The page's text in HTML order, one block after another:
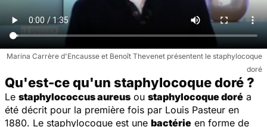
Marina Carrère d'Encausse et Benoît Thevenet présentent le staphylocoque
doré
Qu'est-ce qu'un staphylocoque doré ?
Le staphylococcus aureus ou staphylocoque doré a
été décrit pour la première fois par Louis Pasteur en
1880. Le staphylocoque est une bactérie en forme de